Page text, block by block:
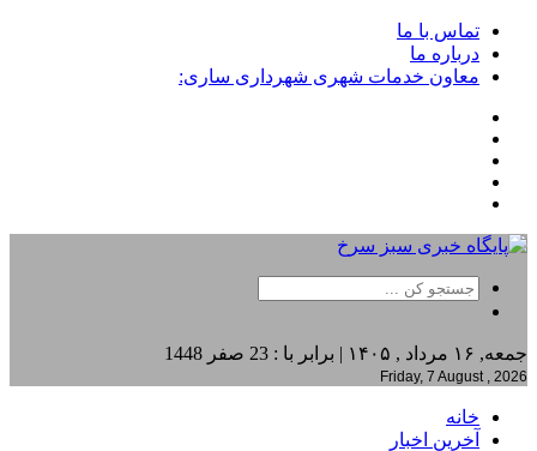
تماس با ما
درباره ما
معاون خدمات شهری شهرداری ساری:
جمعه, ۱۶ مرداد , ۱۴۰۵ | برابر با : 23 صفر 1448
Friday, 7 August , 2026
خانه
آخرین اخبار